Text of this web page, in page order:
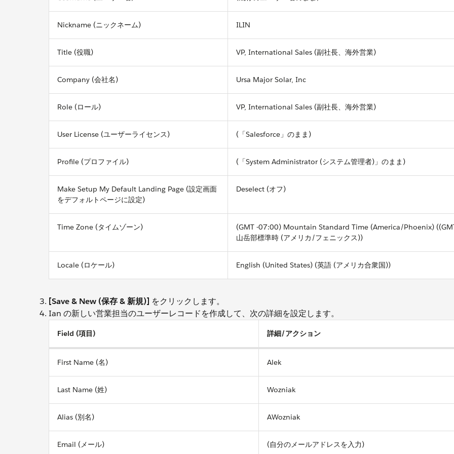
Nickname (ニックネーム) ILIN
Title (役職) VP, International Sales (副社長、海外営業)
Company (会社名) Ursa Major Solar, Inc
Role (ロール) VP, International Sales (副社長、海外営業)
User License (ユーザーライセンス) (「Salesforce」のまま)
Profile (プロファイル) (「System Administrator (システム管理者)」のまま)
Make Setup My Default Landing Page (設定画面
をデフォルトページに設定)
Deselect (オフ)
Time Zone (タイムゾーン)
(GMT -07:00) Mountain Standard Time (America/Phoenix)
山岳部標準時 (アメリカ/フェニックス))
Locale (ロケール) English (United States) (英語 (アメリカ合衆国))
[Save & New (保存 & 新規)] をクリックします。
Ian の新しい営業担当のユーザーレコードを作成して、次の詳細を設定します。
Field (項目) 詳細/アクション
First Name (名) Alek
Last Name (姓) Wozniak
Alias (別名) AWozniak
Email (メール) (自分のメールアドレスを入力)